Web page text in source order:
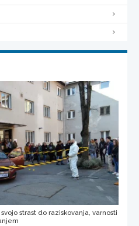
strast do raziskovanja, varnosti